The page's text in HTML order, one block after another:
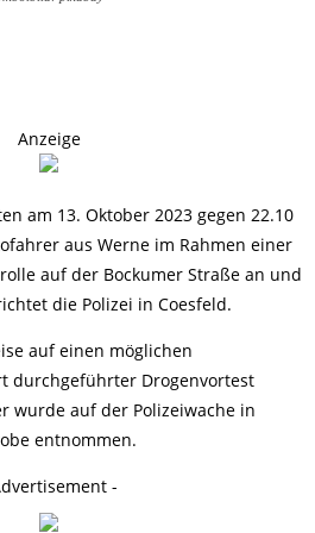
Anzeige
am 13. Oktober 2023 gegen 22.10
aus Werne im Rahmen einer
auf der Bockumer Straße an und
die Polizei in Coesfeld.
auf einen möglichen
durchgeführter Drogenvortest
wurde auf der Polizeiwache in
entnommen.
-